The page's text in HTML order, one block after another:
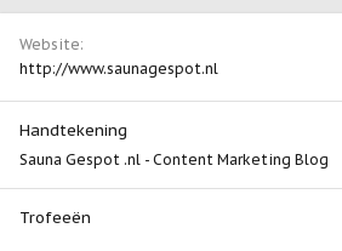
Website
http://www.saunagespot.nl
Handtekening
Sauna Gespot .nl - Content Marketing Blog
Trofeeën